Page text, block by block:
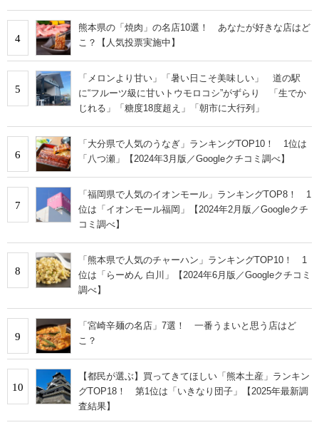
4
熊本県の「焼肉」の名店10選！ あなたが好きな店はど
こ？【人気投票実施中】
5
「メロンより甘い」「暑い日こそ美味しい」 道の駅
に“フルーツ級に甘いトウモロコシ”がずらり 「生でか
じれる」「糖度18度超え」「朝市に大行列」
6
「大分県で人気のうなぎ」ランキングTOP10！ 1位は
「八つ瀬」【2024年3月版／Googleクチコミ調べ】
7
「福岡県で人気のイオンモール」ランキングTOP8！ 1
位は「イオンモール福岡」【2024年2月版／Googleクチ
コミ調べ】
8
「熊本県で人気のチャーハン」ランキングTOP10！ 1
位は「らーめん 白川」【2024年6月版／Googleクチコミ
調べ】
9
「宮崎辛麺の名店」7選！ 一番うまいと思う店はど
こ？
10
【都民が選ぶ】買ってきてほしい「熊本土産」ランキン
グTOP18！ 第1位は「いきなり団子」【2025年最新調
査結果】